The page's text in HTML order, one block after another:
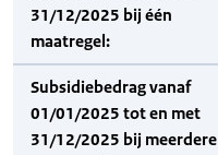
31/12/2025 bij één
maatregel:
Subsidiebedrag vanaf
01/01/2025 tot en met
31/12/2025 bij meerdere